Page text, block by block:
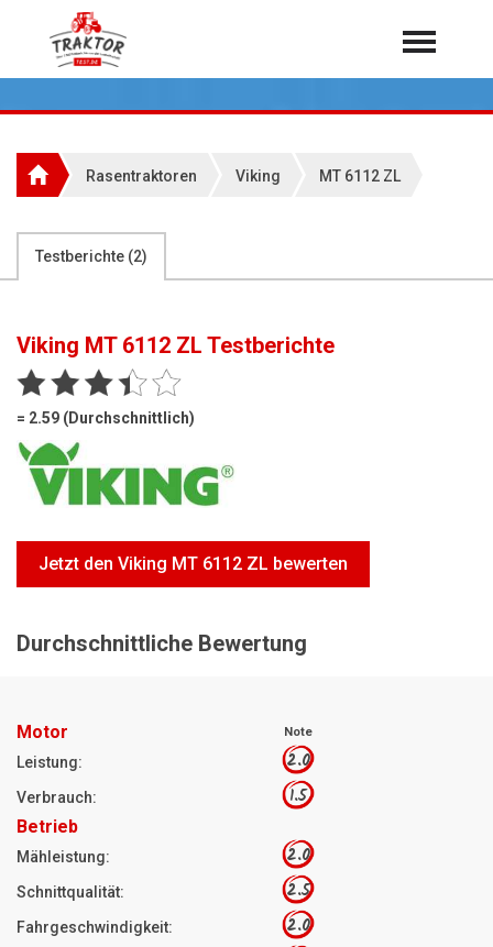
Home
Rundballenpressen
Teleskoplader
Rasentraktoren
Motorsägen
Hoflader
Freischneider
Über 7.000 Testberichte
Rasentraktoren Viking MT 6112 ZL
Testberichte (2)
Viking MT 6112 ZL Testberichte
= 2.59 (Durchschnittlich)
Jetzt den Viking MT 6112 ZL bewerten
Durchschnittliche Bewertung
Motor Note
Leistung: 2.0
Verbrauch: 1.5
Betrieb
Mähleistung: 2.0
Schnittqualität: 2.5
Fahrgeschwindigkeit: 2.0